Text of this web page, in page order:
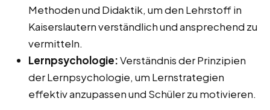
Methoden und Didaktik, um den Lehrstoff in
Kaiserslautern verständlich und ansprechend zu
vermitteln.
Lernpsychologie:Verständnis der Prinzipien
der Lernpsychologie, um Lernstrategien
effektiv anzupassen und Schüler zu motivieren.